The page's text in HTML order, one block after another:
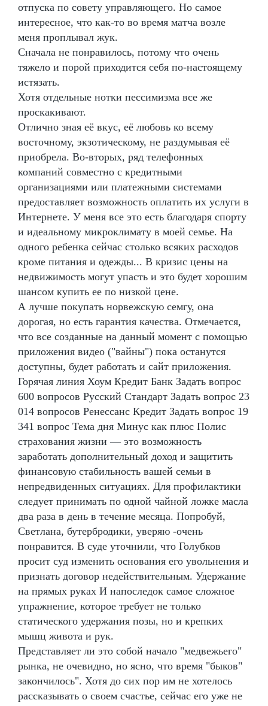
отпуска по совету управляющего. Но самое
интересное, что как-то во время матча возле
меня проплывал жук.
Сначала не понравилось, потому что очень
тяжело и порой приходится себя по-настоящему
истязать.
Хотя отдельные нотки пессимизма все же
проскакивают.
Отлично зная её вкус, её любовь ко всему
восточному, экзотическому, не раздумывая её
приобрела. Во-вторых, ряд телефонных
компаний совместно с кредитными
организациями или платежными системами
предоставляет возможность оплатить их услуги в
Интернете. У меня все это есть благодаря спорту
и идеальному микроклимату в моей семье. На
одного ребенка сейчас столько всяких расходов
кроме питания и одежды... В кризис цены на
недвижимость могут упасть и это будет хорошим
шансом купить ее по низкой цене.
А лучше покупать норвежскую семгу, она
дорогая, но есть гарантия качества. Отмечается,
что все созданные на данный момент с помощью
приложения видео ("вайны") пока останутся
доступны, будет работать и сайт приложения.
Горячая линия Хоум Кредит Банк Задать вопрос
600 вопросов Русский Стандарт Задать вопрос 23
014 вопросов Ренессанс Кредит Задать вопрос 19
341 вопрос Тема дня Минус как плюс Полис
страхования жизни — это возможность
заработать дополнительный доход и защитить
финансовую стабильность вашей семьи в
непредвиденных ситуациях. Для профилактики
следует принимать по одной чайной ложке масла
два раза в день в течение месяца. Попробуй,
Светлана, бутербродики, уверяю -очень
понравится. В суде уточнили, что Голубков
просит суд изменить основания его увольнения и
признать договор недействительным. Удержание
на прямых руках И напоследок самое сложное
упражнение, которое требует не только
статического удержания позы, но и крепких
мышц живота и рук.
Представляет ли это собой начало "медвежьего"
рынка, не очевидно, но ясно, что время "быков"
закончилось". Хотя до сих пор им не хотелось
рассказывать о своем счастье, сейчас его уже не